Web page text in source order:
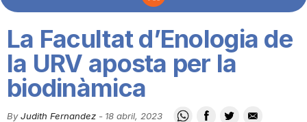
C
La Facultat d’Enologia de
la URV aposta per la
biodinàmica
By Judith Fernandez - 18 abril, 2023